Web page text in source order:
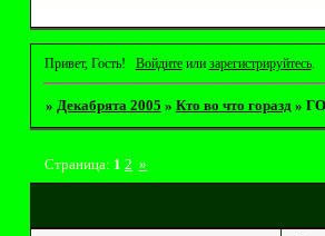
Привет, Гость! Войдитеили зарегистрируйтесь.
» Декабрята 2005 » Кто во что горазд »
Страница: 1 2 »